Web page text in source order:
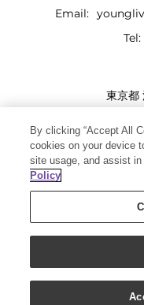
Email:
Tel:
東京都
Copyright 2019 - Young
By clicking “Accept All
cookies on your device
site usage, and assist
Policy